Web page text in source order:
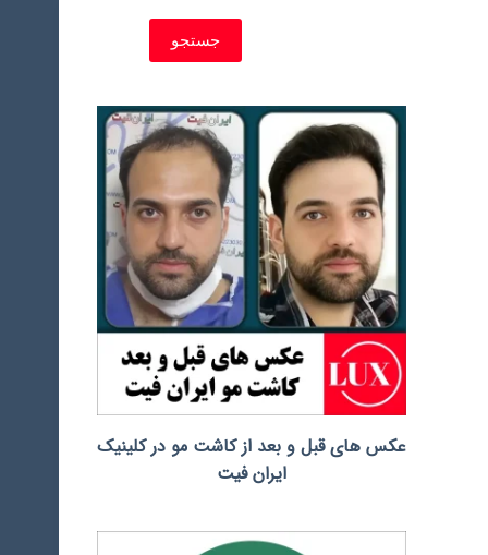
جستجو
عکس های قبل و بعد از کاشت مو در کلینیک
ایران فیت